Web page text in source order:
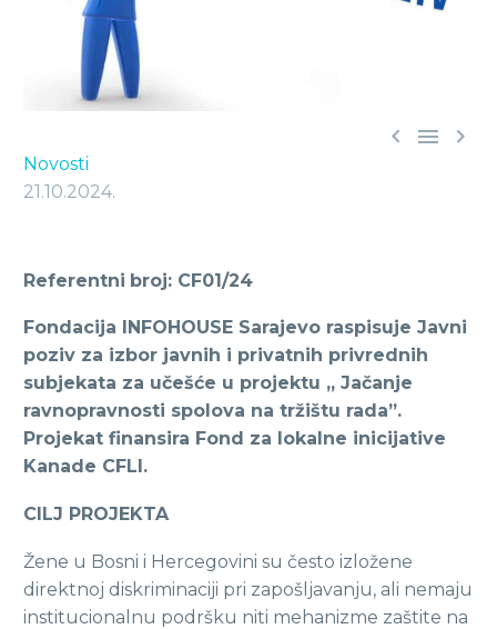
  
Novosti
21.10.2024.
Referentni broj: CF01/24
Fondacija INFOHOUSE Sarajevo raspisuje Javni
poziv za izbor javnih i privatnih privrednih
subjekata za učešće u projektu „ Jačanje
ravnopravnosti spolova na tržištu rada”.
Projekat finansira Fond za lokalne inicijative
Kanade CFLI.
CILJ PROJEKTA
Žene u Bosni i Hercegovini su često izložene
direktnoj diskriminaciji pri zapošljavanju, ali nemaju
institucionalnu podršku niti mehanizme zaštite na